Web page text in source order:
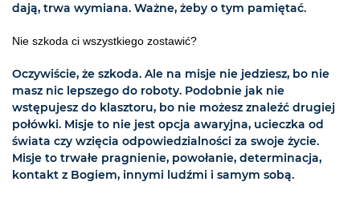
dają, trwa wymiana. Ważne, żeby o tym pamiętać.
Nie szkoda ci wszystkiego zostawić?
Oczywiście, że szkoda. Ale na misje nie jedziesz, bo nie
masz nic lepszego do roboty. Podobnie jak nie
wstępujesz do klasztoru, bo nie możesz znaleźć drugiej
połówki. Misje to nie jest opcja awaryjna, ucieczka od
świata czy wzięcia odpowiedzialności za swoje życie.
Misje to trwałe pragnienie, powołanie, determinacja,
kontakt z Bogiem, innymi ludźmi i samym sobą.